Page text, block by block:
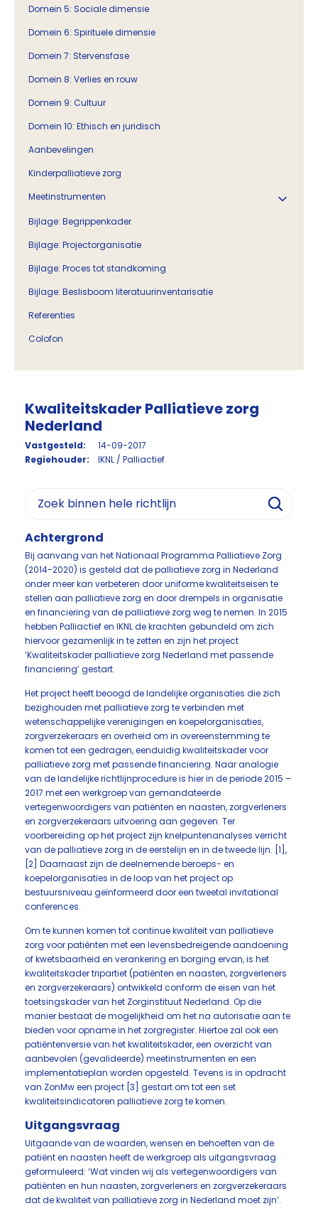
Domein 5: Sociale dimensie
Domein 6: Spirituele dimensie
Domein 7: Stervensfase
Domein 8: Verlies en rouw
Domein 9: Cultuur
Domein 10: Ethisch en juridisch
Aanbevelingen
Kinderpalliatieve zorg
Meetinstrumenten
Bijlage: Begrippenkader
Bijlage: Projectorganisatie
Bijlage: Proces tot standkoming
Bijlage: Beslisboom literatuurinventarisatie
Referenties
Colofon
Kwaliteitskader Palliatieve zorg
Nederland
Vastgesteld:
14-09-2017
Regiehouder:
IKNL / Palliactief
Achtergrond
Bij aanvang van het Nationaal Programma Palliatieve Zorg
(2014-2020) is gesteld dat de palliatieve zorg in Nederland
onder meer kan verbeteren door uniforme kwaliteitseisen te
stellen aan palliatieve zorg en door drempels in organisatie
en financiering van de palliatieve zorg weg te nemen. In 2015
hebben Palliactief en IKNL de krachten gebundeld om zich
hiervoor gezamenlijk in te zetten en zijn het project
‘Kwaliteitskader palliatieve zorg Nederland met passende
financiering’ gestart.
Het project heeft beoogd de landelijke organisaties die zich
bezighouden met palliatieve zorg te verbinden met
wetenschappelijke verenigingen en koepelorganisaties,
zorgverzekeraars en overheid om in overeenstemming te
komen tot een gedragen, eenduidig kwaliteitskader voor
palliatieve zorg met passende financiering. Naar analogie
van de landelijke richtlijnprocedure is hier in de periode 2015 –
2017 met een werkgroep van gemandateerde
vertegenwoordigers van patiënten en naasten, zorgverleners
en zorgverzekeraars uitvoering aan gegeven. Ter
voorbereiding op het project zijn knelpuntenanalyses verricht
van de palliatieve zorg in de eerstelijn en in de tweede lijn. [1],
[2] Daarnaast zijn de deelnemende beroeps- en
koepelorganisaties in de loop van het project op
bestuursniveau geïnformeerd door een tweetal invitational
conferences.
Om te kunnen komen tot continue kwaliteit van palliatieve
zorg voor patiënten met een levensbedreigende aandoening
of kwetsbaarheid en verankering en borging ervan, is het
kwaliteitskader tripartiet (patiënten en naasten, zorgverleners
en zorgverzekeraars) ontwikkeld conform de eisen van het
toetsingskader van het Zorginstituut Nederland. Op die
manier bestaat de mogelijkheid om het na autorisatie aan te
bieden voor opname in het zorgregister. Hiertoe zal ook een
patiëntenversie van het kwaliteitskader, een overzicht van
aanbevolen (gevalideerde) meetinstrumenten en een
implementatieplan worden opgesteld. Tevens is in opdracht
van ZonMw een project [3] gestart om tot een set
kwaliteitsindicatoren palliatieve zorg te komen.
Uitgangsvraag
Uitgaande van de waarden, wensen en behoeften van de
patiënt en naasten heeft de werkgroep als uitgangsvraag
geformuleerd: ‘Wat vinden wij als vertegenwoordigers van
patiënten en hun naasten, zorgverleners en zorgverzekeraars
dat de kwaliteit van palliatieve zorg in Nederland moet zijn’.